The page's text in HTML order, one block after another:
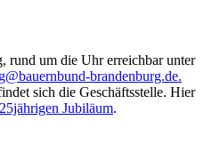
rund um die Uhr erreichbar unter
brandenburg.de.
sich die Geschäftsstelle. Hier
Jubiläum.